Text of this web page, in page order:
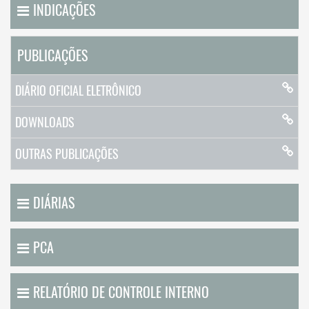
INDICAÇÕES
PUBLICAÇÕES
DIÁRIO OFICIAL ELETRÔNICO
DOWNLOADS
OUTRAS PUBLICAÇÕES
DIÁRIAS
PCA
RELATÓRIO DE CONTROLE INTERNO